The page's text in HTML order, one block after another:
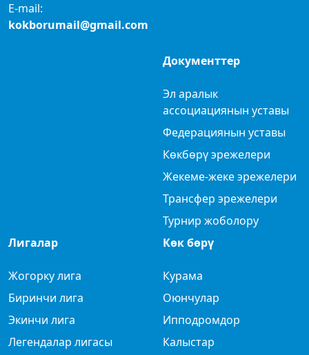
E-mail:
kokborumail@gmail.com
Документтер
Эл аралык
ассоциациянын уставы
Федерациянын уставы
Көкбөрү эрежелери
Жекеме-жеке эрежелери
Трансфер эрежелери
Турнир жоболору
Лигалар
Жогорку лига
Биринчи лига
Экинчи лига
Легендалар лигасы
Көк бөрү
Курама
Оюнчулар
Ипподромдор
Калыстар